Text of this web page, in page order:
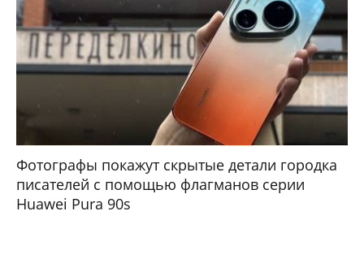
Фотографы покажут скрытые детали городка
писателей с помощью флагманов серии
Huawei Pura 90s